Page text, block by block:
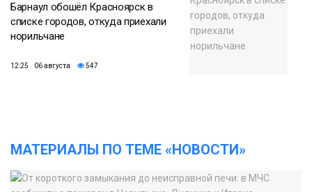
Барнаул обошёл Красноярск в
списке городов, откуда приехали
норильчане
12:25 06 августа 547
МАТЕРИАЛЫ ПО ТЕМЕ «НОВОСТИ»